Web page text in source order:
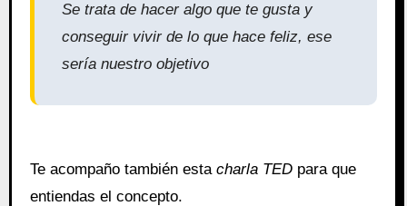
Se trata de hacer algo que te gusta y
conseguir vivir de lo que hace feliz, ese
sería nuestro objetivo
Te acompaño también esta charla TEDpara que
entiendas el concepto.